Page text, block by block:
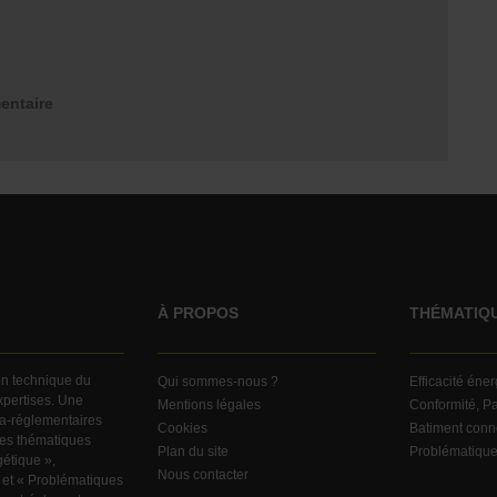
technique du
Une
réglementaires
thématiques
»,
« Problématiques
À PROPOS
Qui sommes-nous ?
Mentions légales
Cookies
Plan du site
Nous contacter
Efficacité
Conformité,
Batiment